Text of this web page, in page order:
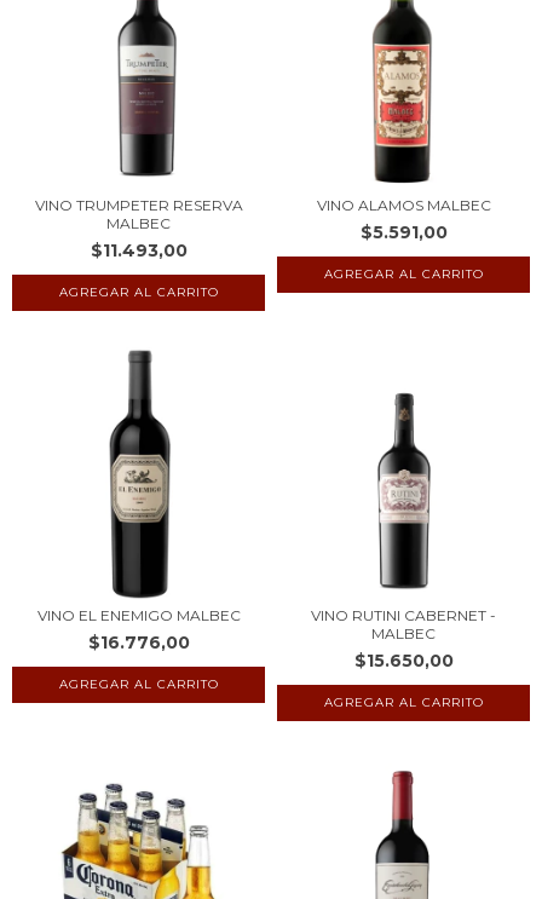
VINO TRUMPETER RESERVA
MALBEC
$11.493,00
VINO ALAMOS MALBEC
$5.591,00
VINO EL ENEMIGO MALBEC
$16.776,00
VINO RUTINI CABERNET -
MALBEC
$15.650,00